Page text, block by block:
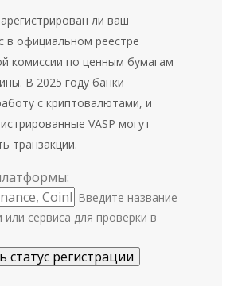
ли ваш
в официальном реестре
комиссии по ценным бумагам
В 2025 году банки
с криптовалютами, и
VASP могут
транзакции.
Введите название
сервиса для проверки в
статус регистрации